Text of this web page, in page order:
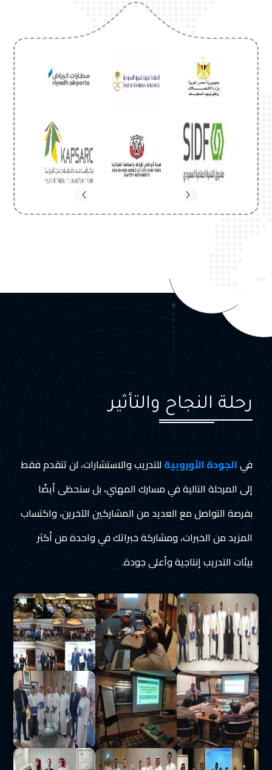
رحلة النجاح والتأثير
فيالجودة الأوروبية للتدريب والاستشارات، لن تتقدم فقط
إلى المرحلة التالية في مسارك المهني، بل ستحظى أيضًا
بفرصة التواصل مع العديد من المشاركين الآخرين، واكتساب
المزيد من الخبرات، ومشاركة خبراتك في واحدة من أكثر
بيئات التدريب إنتاجية وأعلى جودة.